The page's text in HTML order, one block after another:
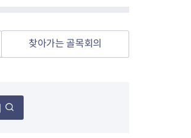
법률상담
안전 체험·교육
재난유형별 주요정책사업
재난약자 행동요령
찾아가는 골목회의